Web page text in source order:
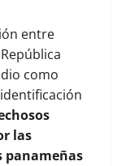
entre
como
las
panameñas